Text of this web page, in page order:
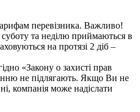
перевізника. Важливо!
та неділю приймаються в
на протязі 2 діб –
«Закону о захисті прав
не підлягають. Якщо Ви не
компанія може надіслати